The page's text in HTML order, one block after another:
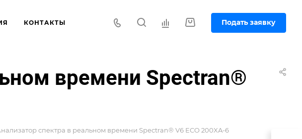
КОНТАКТЫ Подать заявку
времени Spectran®
спектра в реальном времени Spectran® V6 ECO 200XA-6